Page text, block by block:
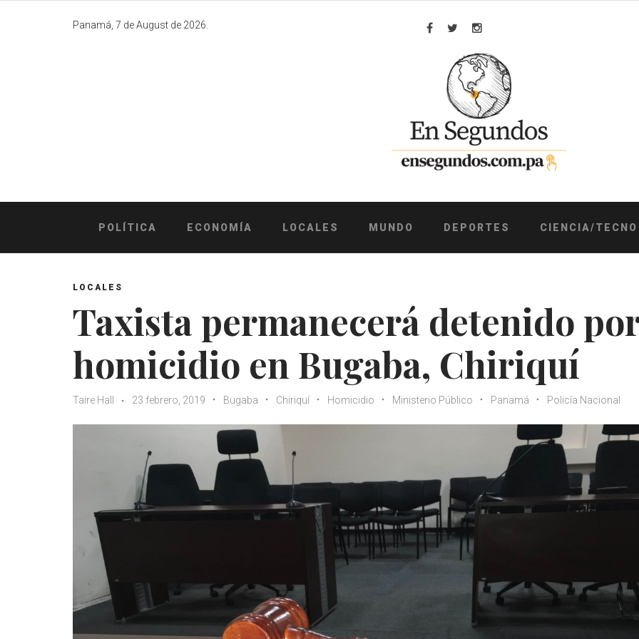
Panamá, 7 de August de 2026.
Facebook
TwitterInstagram
POLÍTICA ECONOMÍA LOCALES MUNDO DEPORTES CIENCIA/TECNO
LOCALES
Taxista permanecerá detenido
homicidio en Bugaba, Chiriquí
Taire Hall 23 febrero, 2019 Bugaba Chiriquí Homicidio Ministerio Público Panamá Policía Nacional